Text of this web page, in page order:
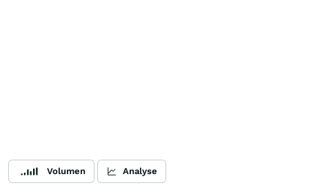
Volumen Analyse